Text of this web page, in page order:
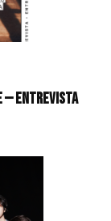
— Entrevista